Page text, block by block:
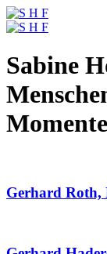
Sabine
Gerhard Roth,